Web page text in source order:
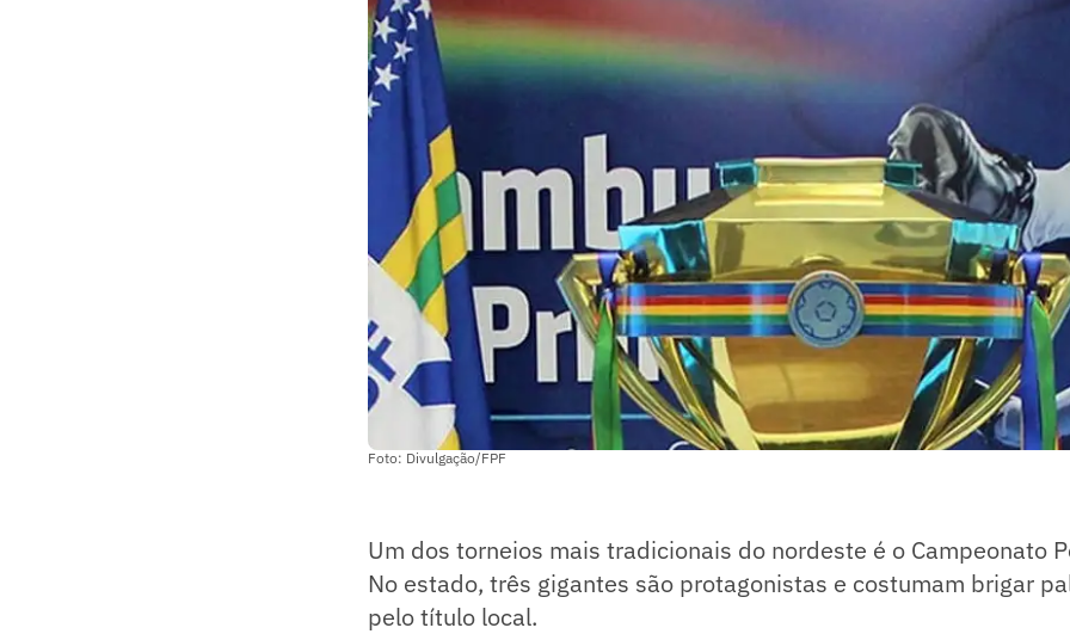
Foto: Divulgação/FPF
Um dos torneios mais tradicionais do nordeste é o Campeonato
No estado, três gigantes são protagonistas e costumam brigar
pelo título local.